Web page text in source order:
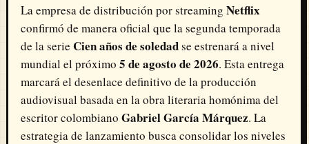
La empresa de distribución por streaming Netflix
confirmó de manera oficial que la segunda temporada
de la serie Cien años de soledadse estrenará a nivel
mundial el próximo 5 de agosto de 2026. Esta entrega
marcará el desenlace definitivo de la producción
audiovisual basada en la obra literaria homónima del
escritor colombiano Gabriel García Márquez. La
estrategia de lanzamiento busca consolidar los niveles